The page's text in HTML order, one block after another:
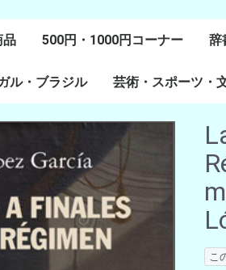
品 500円・1000円コーナー 辞
ス
ポ
ス
そ
ル・ブラジル
ル研究
研究
芸術・スポーツ・
美術
音楽・舞踊
スポーツ
演劇・映画
料理・食文化
マンガ・コミック
その他
こ